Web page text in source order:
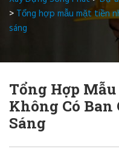
> Tổng hợp mẫu mặt tiền
sáng
Tổng Hợp
Không Có
Sáng